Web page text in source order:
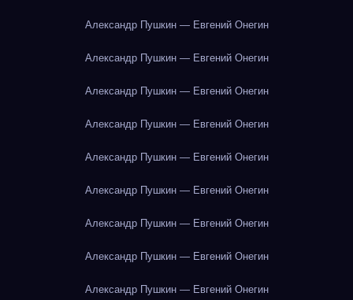
Александр Пушкин — Евгений Онегин
Александр Пушкин — Евгений Онегин
Александр Пушкин — Евгений Онегин
Александр Пушкин — Евгений Онегин
Александр Пушкин — Евгений Онегин
Александр Пушкин — Евгений Онегин
Александр Пушкин — Евгений Онегин
Александр Пушкин — Евгений Онегин
Александр Пушкин — Евгений Онегин